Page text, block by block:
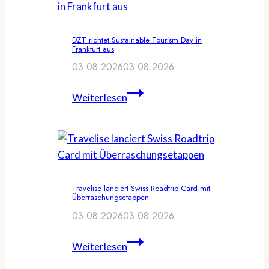
veranstalten
Creator
DZT richtet Sustainable Tourism Day in
Frankfurt aus
03.08.202603.08.2026
WeiterlesenDZT
Tourism
Day
Frankfurt
aus
Travelise lanciert Swiss Roadtrip Card mit
Überraschungsetappen
03.08.202603.08.2026
WeiterlesenTravelise